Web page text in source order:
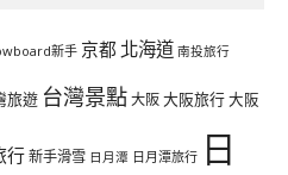
新手 京都 北海道 南投旅行
旅遊 台灣景點大阪大阪旅行大阪
行新手滑雪 日月潭 日月潭旅行 日